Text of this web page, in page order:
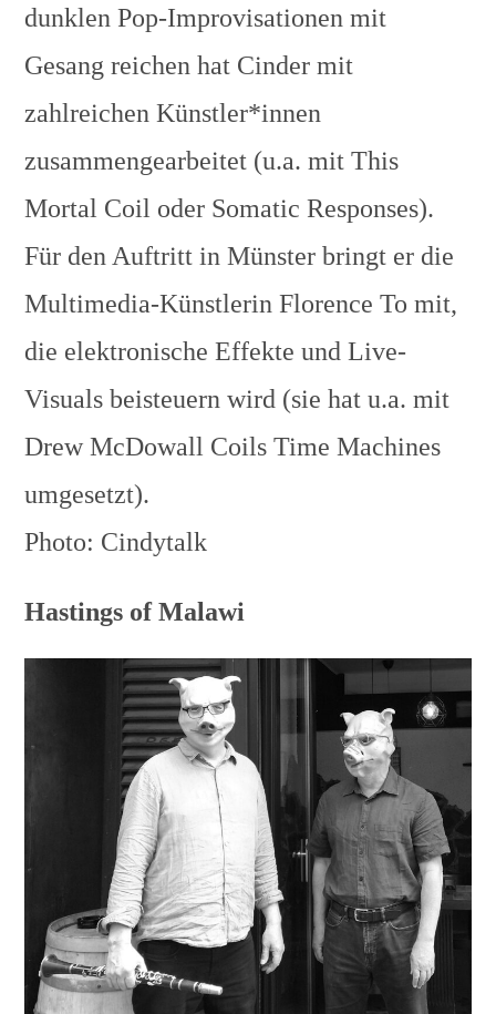
dunklen Pop-Improvisationen mit
Gesang reichen hat Cinder mit
zahlreichen Künstler*innen
zusammengearbeitet (u.a. mit This
Mortal Coil oder Somatic Responses).
Für den Auftritt in Münster bringt er die
Multimedia-Künstlerin Florence To mit,
die elektronische Effekte und Live-
Visuals beisteuern wird (sie hat u.a. mit
Drew McDowall Coils Time Machines
umgesetzt).
Photo: Cindytalk
Hastings of Malawi